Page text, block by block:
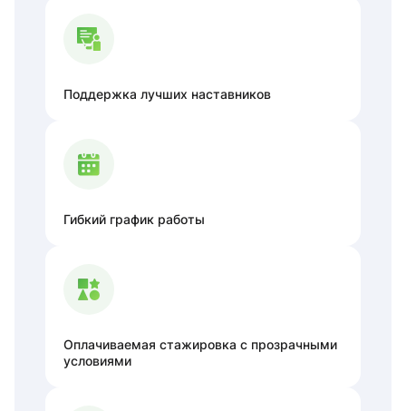
Поддержка лучших наставников
Гибкий график работы
Оплачиваемая стажировка с прозрачными
условиями